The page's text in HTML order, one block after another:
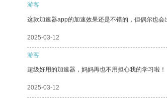
游客
这款加速器app的加速效果还是不错的，但偶尔也会
2025-03-12
游客
超级好用的加速器，妈妈再也不用担心我的学习啦！
2025-03-12